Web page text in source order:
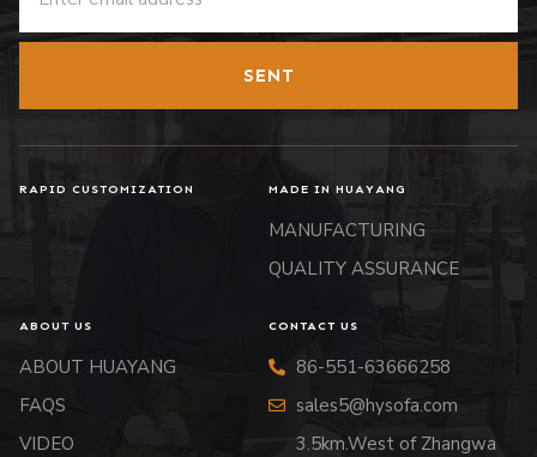
SENT
RAPID CUSTOMIZATION MADE IN HUAYANG
MANUFACTURING
QUALITY ASSURANCE
ABOUT US
ABOUT HUAYANG
FAQS
VIDEO
CONTACT US
86-551-63666258
sales5@hysofa.com
3.5km.West of Zhangwa